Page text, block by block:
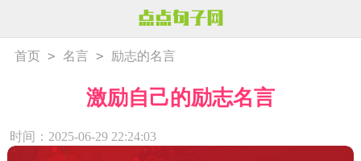
首页 > 名言 > 励志的名言
激励自己的励志名言
时间：2025-06-29 22:24:03